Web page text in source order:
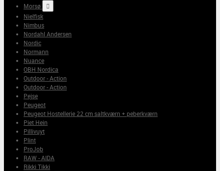
Morsø

Nielfisk
Nimbus
Nordahl Andersen
Nordic
Normann
Nuance
OBH Nordica
Outdoor - Action
Outdoor - Action
Pejse
Peugeot
Peugeot Hostellerie 22 cm saltkværn + peberkværn
Piet Hein
Pillivuyt
Plint
ProJob
RAW - AIDA
Rikki Tikki